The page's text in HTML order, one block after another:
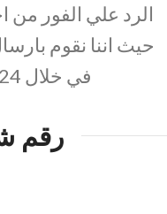
الرد علي الفور من
حيث اننا نقوم
في خلال 24 ساعة من اتصاله بنا
رقم